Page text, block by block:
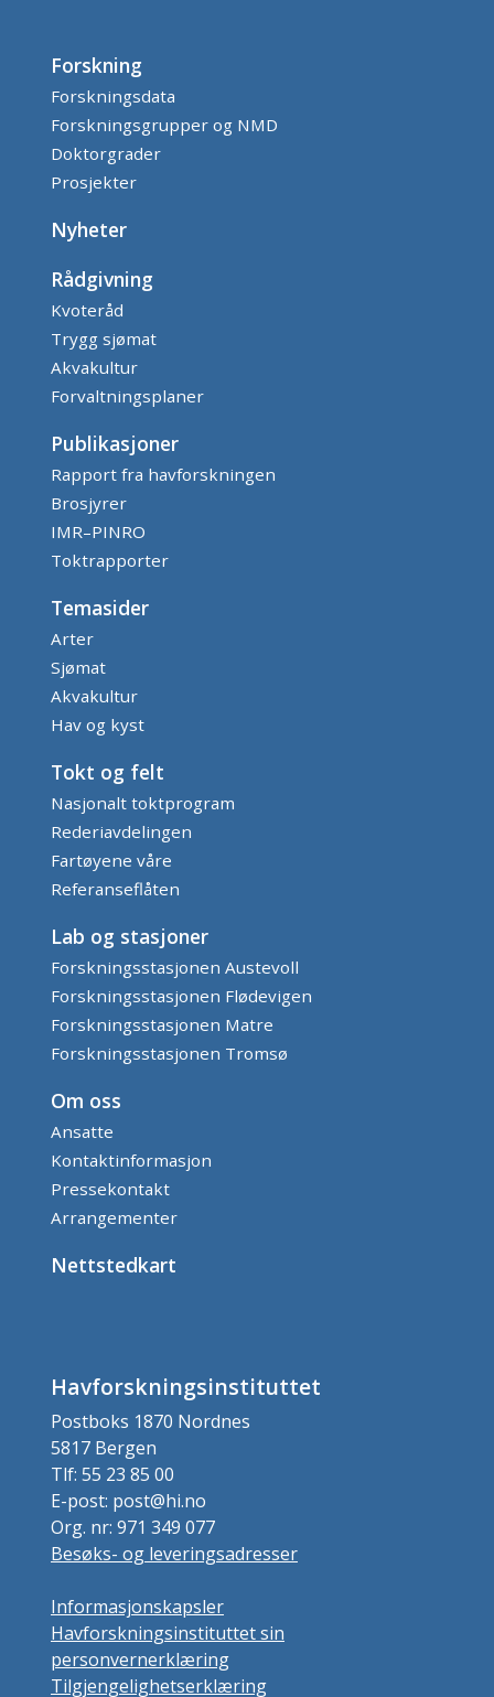
Forskning
Forskningsdata
Forskningsgrupper og NMD
Doktorgrader
Prosjekter
Nyheter
Rådgivning
Kvoteråd
Trygg sjømat
Akvakultur
Forvaltningsplaner
Publikasjoner
Rapport fra havforskningen
Brosjyrer
IMR–PINRO
Toktrapporter
Temasider
Arter
Sjømat
Akvakultur
Hav og kyst
Tokt og felt
Nasjonalt toktprogram
Rederiavdelingen
Fartøyene våre
Referanseflåten
Lab og stasjoner
Forskningsstasjonen Austevoll
Forskningsstasjonen Flødevigen
Forskningsstasjonen Matre
Forskningsstasjonen Tromsø
Om oss
Ansatte
Kontaktinformasjon
Pressekontakt
Arrangementer
Nettstedkart
Havforskningsinstituttet
Postboks 1870 Nordnes
5817 Bergen
Tlf: 55 23 85 00
E-post: post@hi.no
Org. nr: 971 349 077
Besøks- og leveringsadresser
Informasjonskapsler
Havforskningsinstituttet sin
personvernerklæring
Tilgjengelighetserklæring